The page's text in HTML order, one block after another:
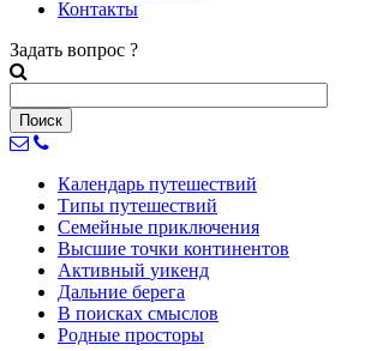
Контакты
Задать вопрос ?
Календарь путешествий
Типы путешествий
Семейные приключения
Высшие точки континентов
Активный уикенд
Дальние берега
В поисках смыслов
Родные просторы